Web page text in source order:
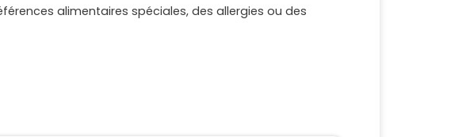
alimentaires spéciales, des allergies ou des